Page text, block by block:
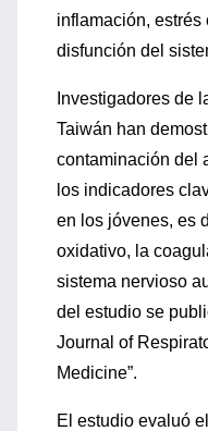
inflamación,
disfunción del
Investigadores de
Taiwán han
contaminación del
los indicadores
en los jóvenes, es
oxidativo, la
sistema nervioso
del estudio se
Journal of
Medicine”.
El estudio evaluó